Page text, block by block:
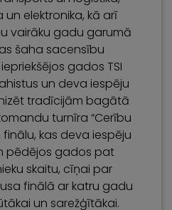
elektronika, kā arī
vairāku gadu garumā
šaha sacensību
gados TSI
un deva iespēju
tradīcijām bagātā
turnīra “Cerību
finālu, kas deva iespēju
pēdējos gados pat
skaitu, cīņai par
finālā ar katru gadu
un sarežģītākai.